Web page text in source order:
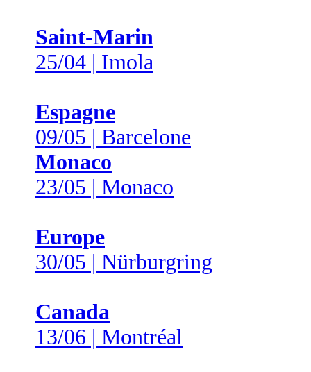
Saint-Marin
25/04 | Imola
Espagne
09/05 | Barcelone
Monaco
23/05 | Monaco
Europe
30/05 | Nürburgring
Canada
13/06 | Montréal